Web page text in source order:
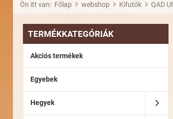
Ön itt van: Főlap webshop Kifutók QAD
TERMÉKKATEGÓRIÁK
Akciós termékek
Egyebek
Hegyek